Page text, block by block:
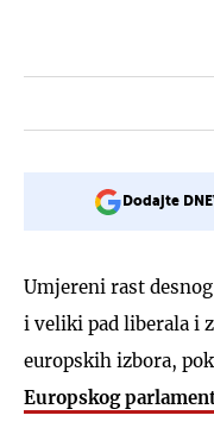
Dodajte
Umjereni rast
i veliki pad liberala i
europskih izbora,
Europskog